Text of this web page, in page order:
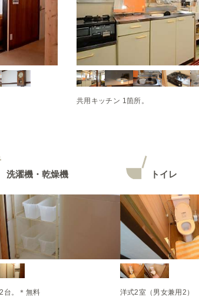
共用キッチン 1箇所。
洗濯機・乾燥機
台。＊無料
トイレ
洋式2室（男女兼用2）